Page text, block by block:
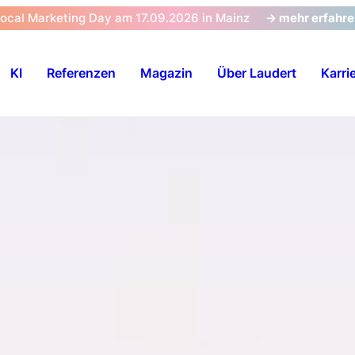
Marketing Day am 17.09.2026 in Mainz -> mehr
KI Referenzen Magazin Über Laudert